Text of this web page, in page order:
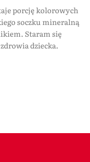
porcję kolorowych
soczku mineralną
Staram się
dziecka.